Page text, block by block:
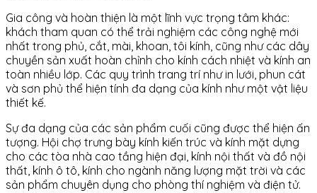
Gia công và hoàn thiện là một lĩnh vực trọng tâm khác:
khách tham quan có thể trải nghiệm các công nghệ mới
nhất trong phủ, cắt, mài, khoan, tôi kính, cũng như các dây
chuyền sản xuất hoàn chỉnh cho kính cách nhiệt và kính an
toàn nhiều lớp. Các quy trình trang trí như in lưới, phun cát
và sơn phủ thể hiện tính đa dạng của kính như một vật liệu
thiết kế.
Sự đa dạng của các sản phẩm cuối cũng được thể hiện ấn
tượng. Hội chợ trưng bày kính kiến trúc và kính mặt dựng
cho các tòa nhà cao tầng hiện đại, kính nội thất và đồ nội
thất, kính ô tô, kính cho ngành năng lượng mặt trời và các
sản phẩm chuyên dụng cho phòng thí nghiệm và điện tử.